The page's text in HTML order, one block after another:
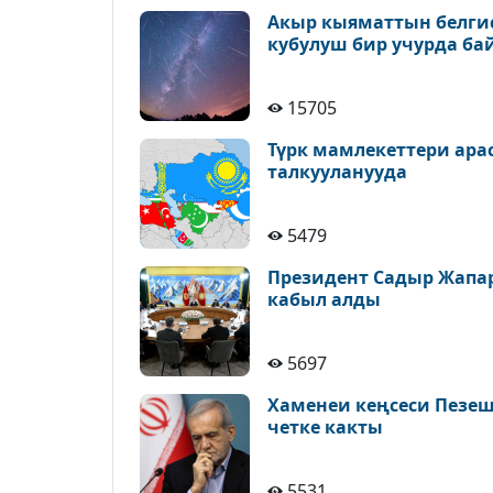
Акыр кыяматтын
кубулуш бир учурда
15705
Түрк мамлекеттери
талкууланууда
5479
Президент Садыр
кабыл алды
5697
Хаменеи кеңсеси
четке какты